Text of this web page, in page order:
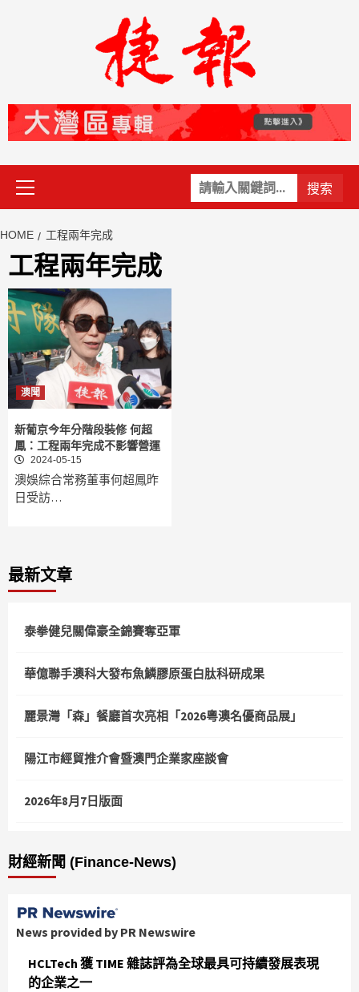
關
鍵
Primary
Menu
HOME 工程兩年完成
工程兩年完成
澳聞
新葡京今年分階段裝修 何超
鳳：工程兩年完成不影響營運
2024-05-15
澳娛綜合常務董事何超鳳昨
日受訪…
最新文章
泰拳健兒關偉豪全錦賽奪亞軍
華億聯手澳科大發布魚鱗膠原蛋白肽科研成果
麗景灣「森」餐廳首次亮相「2026粵澳名優商品展」
陽江市經貿推介會暨澳門企業家座談會
2026年8月7日版面
財經新聞 (Finance-News)
News provided by PR Newswire
HCLTech 獲 TIME 雜誌評為全球最具可持續發展表現
的企業之一